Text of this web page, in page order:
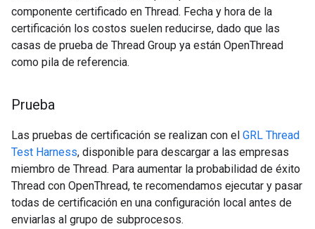
componente certificado en Thread. Fecha y hora de la
certificación los costos suelen reducirse, dado que las
casas de prueba de Thread Group ya están OpenThread
como pila de referencia.
Prueba
Las pruebas de certificación se realizan con el GRL Thread
Test Harness, disponible para descargar a las empresas
miembro de Thread. Para aumentar la probabilidad de éxito
Thread con OpenThread, te recomendamos ejecutar y pasar
todas de certificación en una configuración local antes de
enviarlas al grupo de subprocesos.